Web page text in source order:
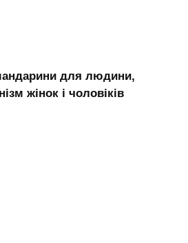
для людини,
жінок і чоловіків